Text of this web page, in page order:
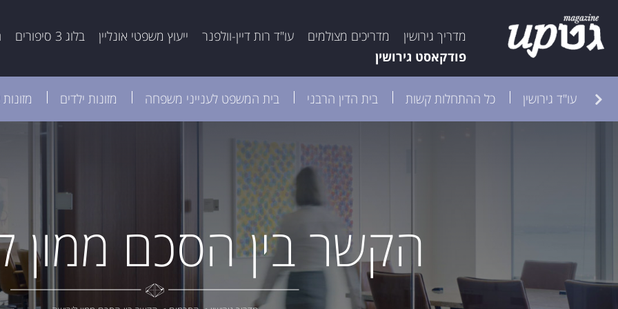
מדריך גירושין מדריכים מצולמים עו"ד רות דיין-וולפנר ייעוץ משפטי אונליין בלוג 3 סיפורים
פודקאסט גירושין
עו"ד גירושין כל ההתחלות קשות בית הדין הרבני בית המשפט לענייני משפחה מזונות ילדים
הקשר בין הסכם ממון